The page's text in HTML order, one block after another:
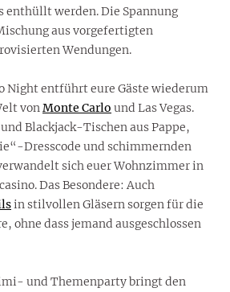
enthüllt werden. Die Spannung
aus vorgefertigten
Wendungen.
Night entführt eure Gäste wiederum
vonMonte Carlo und Las Vegas.
Blackjack-Tischen aus Pappe,
Dresscode und schimmernden
sich euer Wohnzimmer in
Das Besondere: Auch
in stilvollen Gläsern sorgen für die
ohne dass jemand ausgeschlossen
und Themenparty bringt den